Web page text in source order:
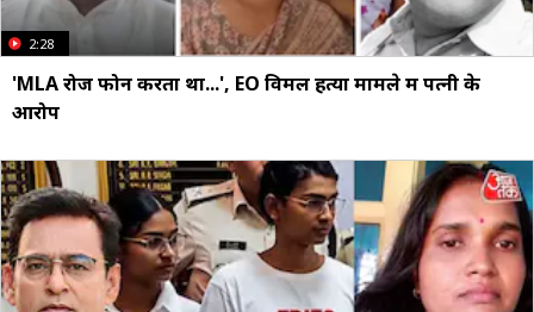
2:28
'MLA रोज फोन करता था...', EO व‍िमल हत्या मामले में पत्नी के
आरोप